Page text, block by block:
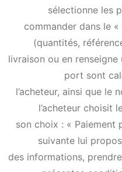
sélectionne les
commander dans le
(quantités,
livraison ou en
port sont
l’acheteur, ainsi que le
l’acheteur choisit
son choix : « Paiement
suivante lui
des informations,